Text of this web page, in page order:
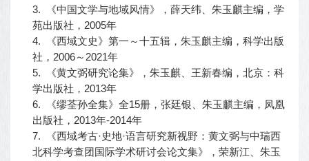
3. 《中国文学与地域风情》，薛天纬、朱玉麒主编，学
苑出版社，2005年
4. 《西域文史》第一～十五辑，朱玉麒主编，科学出版
社，2006～2021年
5. 《黄文弼研究论集》，朱玉麒、王新春编，北京：科
学出版社，2013年
6. 《缪荃孙全集》全15册，张廷银、朱玉麒主编，凤凰
出版社，2013年-2014年
7. 《西域考古·史地·语言研究新视野：黄文弼与中瑞西
北科学考查团国际学术研讨会论文集》，荣新江、朱玉